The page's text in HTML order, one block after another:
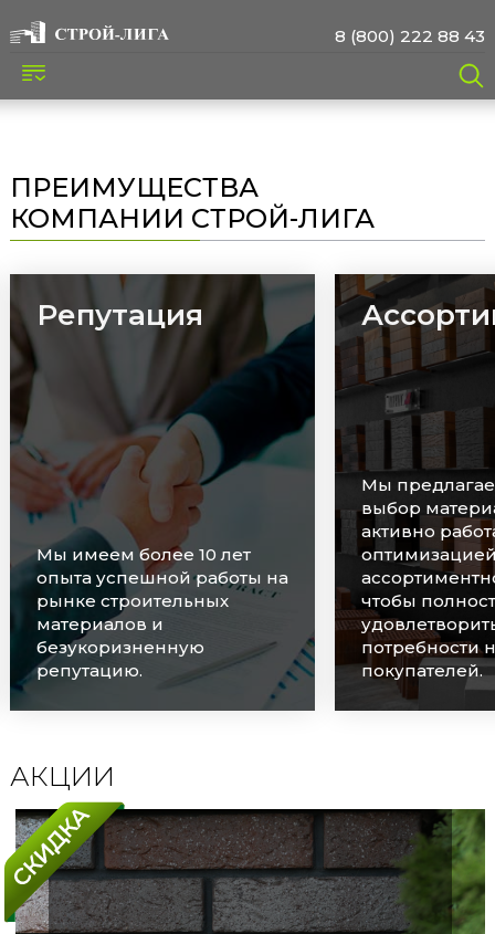
8 (800) 222 88 43
ПРЕИМУЩЕСТВА
КОМПАНИИ СТРОЙ-ЛИГА
Ассортимент
Мы предлагаем широкий
выбор материалов и
активно работаем над
оптимизацией
ассортиментного ряда,
чтобы полностью
удовлетворить
потребности наших
покупателей.
Сроки
Мы очень
наших
оперативно
каждую
соблюдаем
поставок.
АКЦИИ